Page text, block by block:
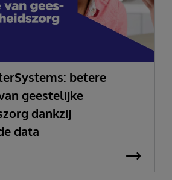
betere
geestelijke
dankzij
data